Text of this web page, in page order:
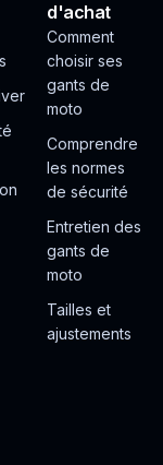
d'achat
Comment
choisir ses
gants de
moto
Comprendre
les normes
de sécurité
Entretien des
gants de
moto
Tailles et
ajustements